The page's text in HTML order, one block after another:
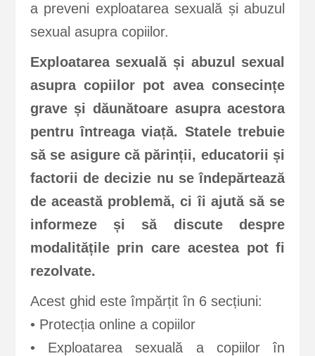
a preveni exploatarea sexuală și abuzul
sexual asupra copiilor.
Exploatarea sexuală și abuzul sexual
asupra copiilor pot avea consecințe
grave și dăunătoare asupra acestora
pentru întreaga viață. Statele trebuie
să se asigure că părinții, educatorii și
factorii de decizie nu se îndepărtează
de această problemă, ci îi ajută să se
informeze și să discute despre
modalitățile prin care acestea pot fi
rezolvate.
Acest ghid este împărțit în 6 secțiuni:
• Protecția online a copiilor
• Exploatarea sexuală a copiilor în